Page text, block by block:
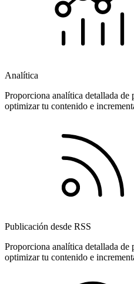
Analítica
Proporciona analítica detallada de
optimizar tu contenido e
Publicación desde RSS
Proporciona analítica detallada de
optimizar tu contenido e